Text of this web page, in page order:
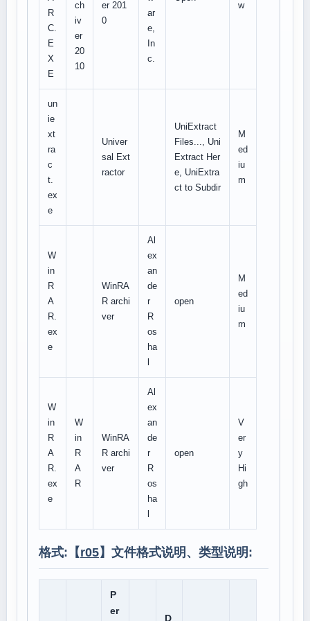
R
C.
E
X
E
ch
iv
er
20
10
er 201
0
ar
e,
In
c.
w
un
ie
xt
ra
c
t.
ex
e
Univer
sal Ext
ractor
UniExtract
Files..., Uni
Extract Her
e, UniExtra
ct to Subdir
M
ed
iu
m
W
in
R
A
R.
ex
e
WinRA
R archi
ver
Al
ex
an
de
r
R
os
ha
open
M
ed
iu
m
W
in
R
A
R.
ex
e
W
in
R
A
R
WinRA
R archi
ver
Al
ex
an
de
r
R
os
ha
open
V
er
y
Hi
gh
格式:【r05】文件格式说明、类型说明:
P
er
D